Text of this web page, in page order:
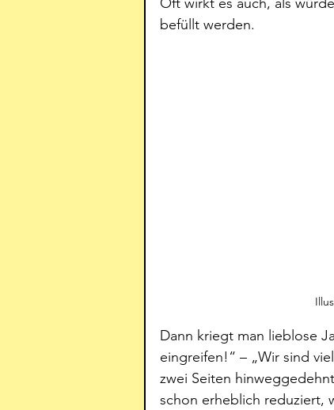
befüllt werden.
Dann kriegt man lieblose
eingreifen!“ – „Wir sind
zwei Seiten
schon erheblich reduziert,